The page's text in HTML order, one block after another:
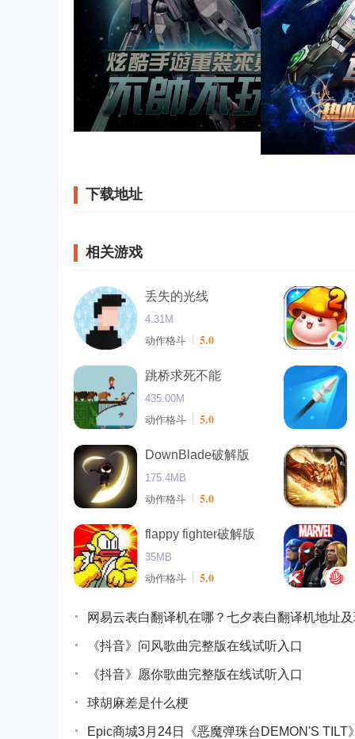
下载地址
相关游戏
丢失的光线
4.31M
动作格斗
5.0
跳桥求死不能
435.00M
动作格斗
5.0
DownBlade破解版
175.4MB
动作格斗
5.0
flappy fighter破解版
35MB
动作格斗
5.0
网易云表白翻译机在哪？七夕表白翻译机地址
《抖音》问风歌曲完整版在线试听入口
《抖音》愿你歌曲完整版在线试听入口
球胡麻差是什么梗
Epic商城3月24日《恶魔弹珠台DEMON'S TILT